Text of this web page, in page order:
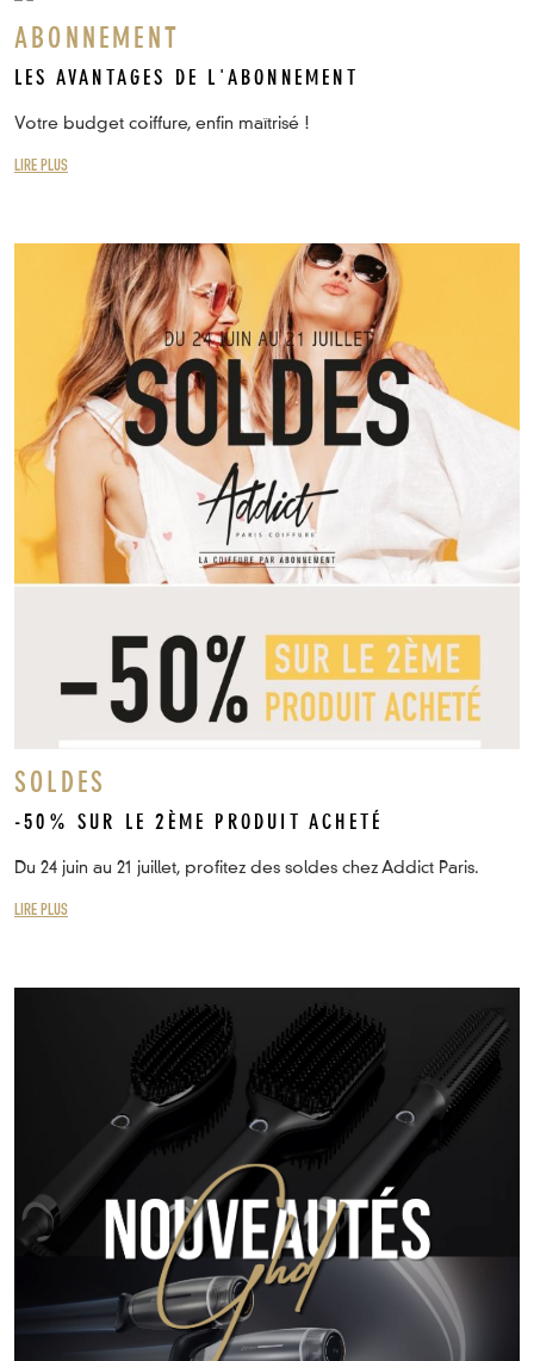
ABONNEMENT
LES AVANTAGES DE L'ABONNEMENT
Votre budget coiffure, enfin maîtrisé !
LIRE PLUS
SOLDES
-50% SUR LE 2ÈME PRODUIT ACHETÉ
Du 24 juin au 21 juillet, profitez des soldes chez Addict Paris.
LIRE PLUS